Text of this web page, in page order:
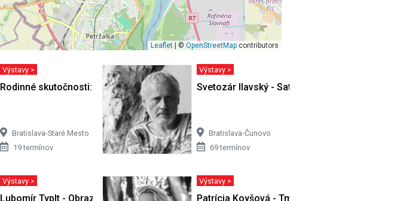
Leaflet | ©OpenStreetMap contributors
Výstavy >
Rodinné skutočnosti: Obraz života…
Bratislava-Staré Mesto
19 termínov
Výstavy >
Svetozár Ilavský - Satori v Cíferi II
Bratislava-Čunovo
69 termínov
Výstavy >
Lubomír Typlt - Obrazy
Výstavy >
Patrícia Koyšová - Tmy sa nemusíš báť